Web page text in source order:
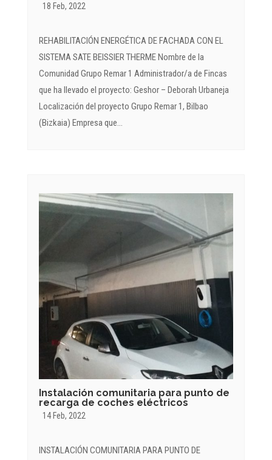
18 Feb, 2022
REHABILITACIÓN ENERGÉTICA DE FACHADA CON EL
SISTEMA SATE BEISSIER THERME Nombre de la
Comunidad Grupo Remar 1 Administrador/a de Fincas
que ha llevado el proyecto: Geshor – Deborah Urbaneja
Localización del proyecto Grupo Remar 1, Bilbao
(Bizkaia) Empresa que...
Instalación comunitaria para punto de
recarga de coches eléctricos
14 Feb, 2022
INSTALACIÓN COMUNITARIA PARA PUNTO DE